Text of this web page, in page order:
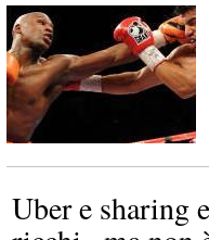
Uber e sharing